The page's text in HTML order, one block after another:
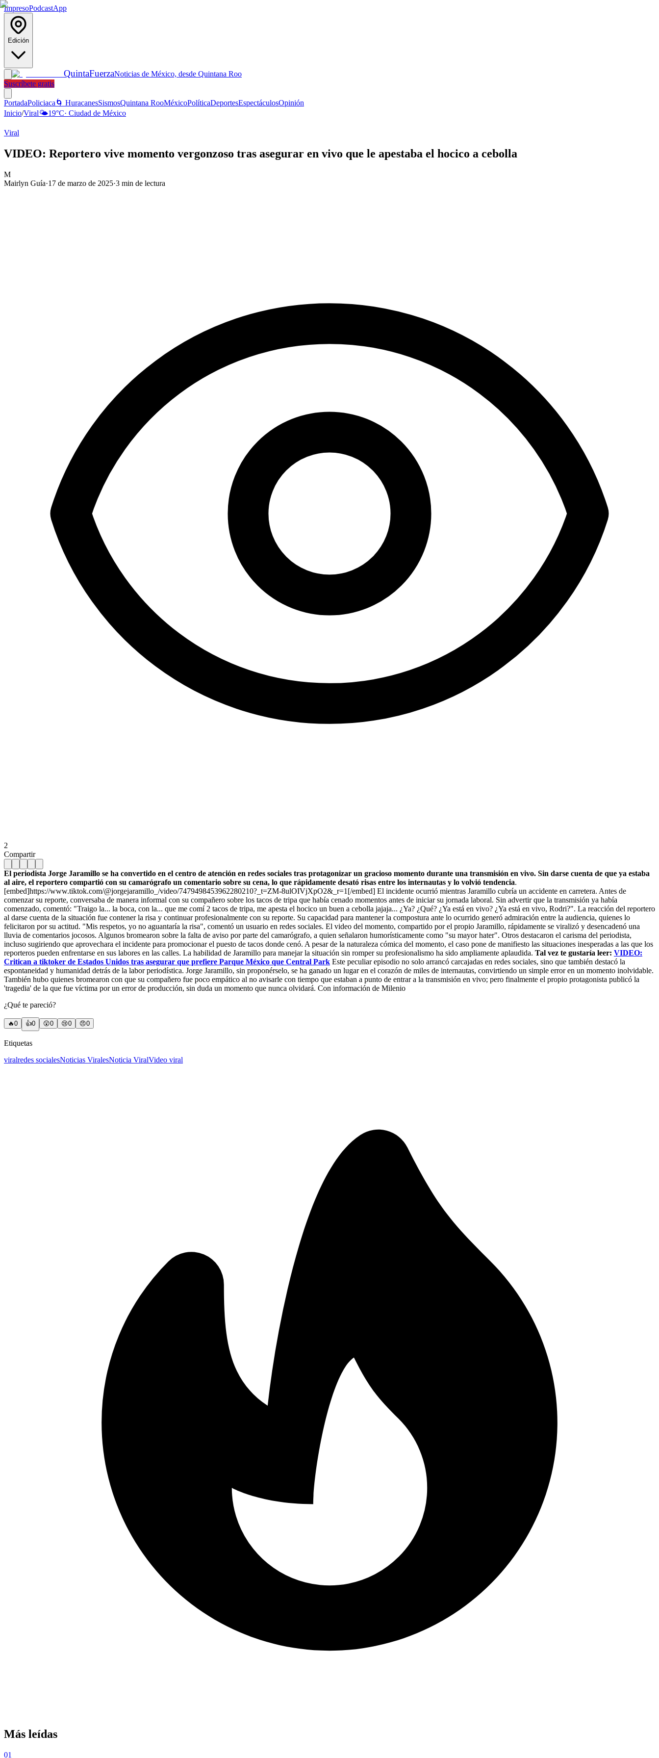
ImpresoPodcastApp
Edición
QuintaFuerzaNoticias de México, desde Quintana Roo
Suscríbete gratis
PortadaPoliciaca 🌀 HuracanesSismosQuintana RooMéxicoPolíticaDeportesEspectáculosOpinión
Inicio/Viral🌤️19°C· Ciudad de México
Viral
VIDEO: Reportero vive momento vergonzoso tras asegurar en vivo que le apestaba el hocico a cebolla
M
Mairlyn Guía·17 de marzo de 2025·3 min de lectura
2
Compartir
El periodista Jorge Jaramillo se ha convertido en el centro de atención en redes sociales tras protagonizar un gracioso momento durante una transmisión en vivo. Sin darse cuenta de que ya estaba
al aire, el reportero compartió con su camarógrafo un comentario sobre su cena, lo que rápidamente desató risas entre los internautas y lo volvió tendencia.
[embed]https://www.tiktok.com/@jorgejaramillo_/video/7479498453962280210?_t=ZM-8ulOIVjXpO2&_r=1[/embed] El incidente ocurrió mientras Jaramillo cubría un accidente en carretera. Antes de
comenzar su reporte, conversaba de manera informal con su compañero sobre los tacos de tripa que había cenado momentos antes de iniciar su jornada laboral. Sin advertir que la transmisión ya había
comenzado, comentó: "Traigo la... la boca, con la... que me comí 2 tacos de tripa, me apesta el hocico un buen a cebolla jajaja... ¿Ya? ¿Qué? ¿Ya está en vivo? ¿Ya está en vivo, Rodri?". La reacción del reportero
al darse cuenta de la situación fue contener la risa y continuar profesionalmente con su reporte. Su capacidad para mantener la compostura ante lo ocurrido generó admiración entre la audiencia, quienes lo
felicitaron por su actitud. "Mis respetos, yo no aguantaría la risa", comentó un usuario en redes sociales. El video del momento, compartido por el propio Jaramillo, rápidamente se viralizó y desencadenó una
lluvia de comentarios jocosos. Algunos bromearon sobre la falta de aviso por parte del camarógrafo, a quien señalaron humorísticamente como "su mayor hater". Otros destacaron el carisma del periodista,
incluso sugiriendo que aprovechara el incidente para promocionar el puesto de tacos donde cenó. A pesar de la naturaleza cómica del momento, el caso pone de manifiesto las situaciones inesperadas a las que los
reporteros pueden enfrentarse en sus labores en las calles. La habilidad de Jaramillo para manejar la situación sin romper su profesionalismo ha sido ampliamente aplaudida. Tal vez te gustaría leer: VIDEO:
Critican a tiktoker de Estados Unidos tras asegurar que prefiere Parque México que Central Park Este peculiar episodio no solo arrancó carcajadas en redes sociales, sino que también destacó la
espontaneidad y humanidad detrás de la labor periodística. Jorge Jaramillo, sin proponérselo, se ha ganado un lugar en el corazón de miles de internautas, convirtiendo un simple error en un momento inolvidable.
También hubo quienes bromearon con que su compañero fue poco empático al no avisarle con tiempo que estaban a punto de entrar a la transmisión en vivo; pero finalmente el propio protagonista publicó la
'tragedia' de la que fue víctima por un error de producción, sin duda un momento que nunca olvidará. Con información de Milenio
¿Qué te pareció?
🔥0 👍0 😲0 😢0 😠0
Etiquetas
viralredes socialesNoticias ViralesNoticia ViralVideo viral
Más leídas
01